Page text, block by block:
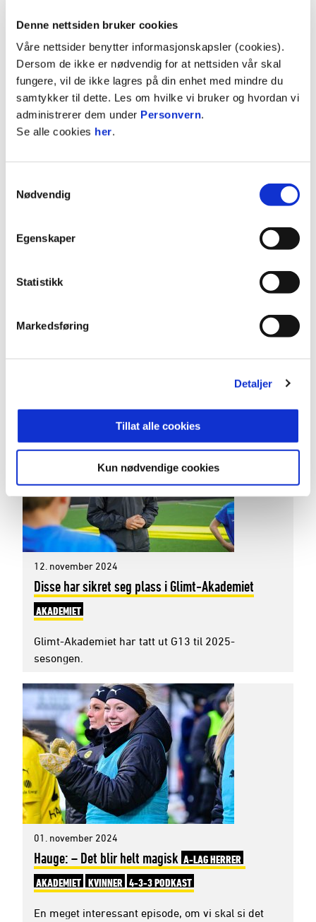
Denne nettsiden bruker cookies
Våre nettsider benytter informasjonskapsler (cookies).
Dersom de ikke er nødvendig for at nettsiden vår skal
fungere, vil de ikke lagres på din enhet med mindre du
samtykker til dette. Les om hvilke vi bruker og hvordan vi
administrerer dem under Personvern.
Se alle cookies her.
Nødvendig
Egenskaper
Statistikk
Markedsføring
Detaljer
Tillat alle cookies
Kun nødvendige cookies
saken.
MARS 2025
05. mars 2025
steinhardt
resultater – nå har tre talentfulle unggutter sikret
12. november 2024
Disse har sikret seg plass i Glimt-Akademiet
AKADEMIET
Glimt-Akademiet har tatt ut G13 til 2025-
sesongen.
01. november 2024
Hauge: – Det blir helt magisk A-LAG HERRER
AKADEMIET KVINNER 4-3-3 PODKAST
En meget interessant episode, om vi skal si det